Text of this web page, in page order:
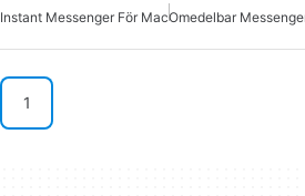
Instant Messenger För MacOmedelbar
1